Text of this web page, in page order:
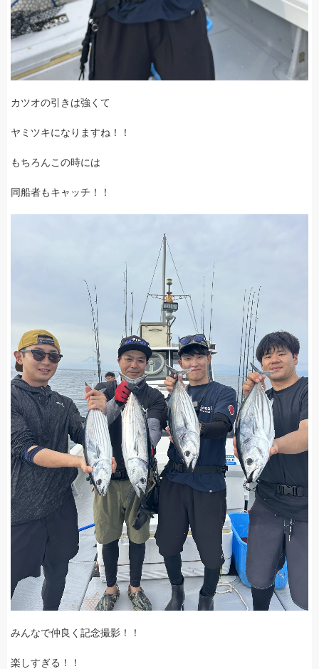
カツオの引きは強くて
ヤミツキになりますね！！
もちろんこの時には
同船者もキャッチ！！
みんなで仲良く記念撮影！！
楽しすぎる！！